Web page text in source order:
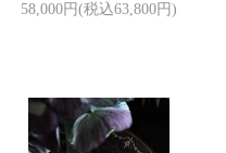
58,000円(税込63,800円)